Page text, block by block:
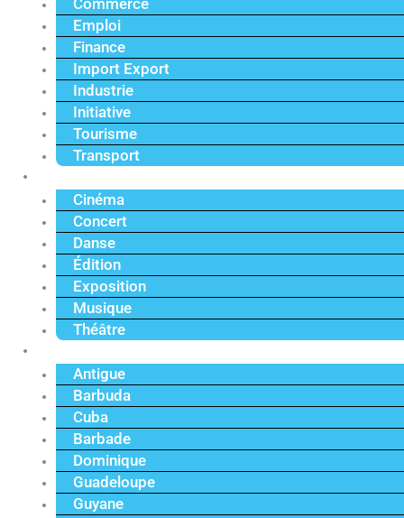
Commerce
Emploi
Finance
Import Export
Industrie
Initiative
Tourisme
Transport
Cinéma
Concert
Danse
Édition
Exposition
Musique
Théâtre
Antigue
Barbuda
Cuba
Barbade
Dominique
Guadeloupe
Guyane